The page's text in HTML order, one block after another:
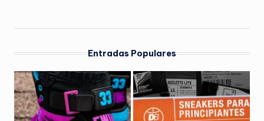
Entradas Populares